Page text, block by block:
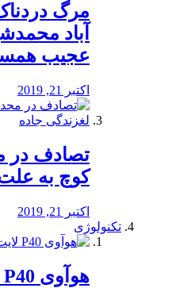
مرگ
آباد
عجیب
اکتبر 21, 2019
تصادف در
کوچ به
اکتبر 21, 2019
تکنولوژی
هوآوی P40 لایت احتمالا موبا